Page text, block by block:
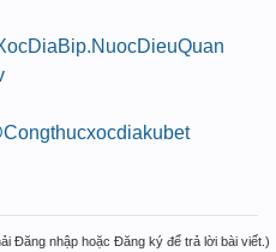
Đăng nhập hoặc Đăng ký để trả lời bài viết.)